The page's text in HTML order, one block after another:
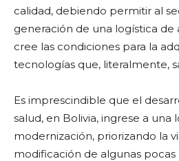
calidad, debiendo permitir al
generación de una logística de
cree las condiciones para la
tecnologías que, literalmente,
Es imprescindible que el
salud, en Bolivia, ingrese a una
modernización, priorizando la
modificación de algunas